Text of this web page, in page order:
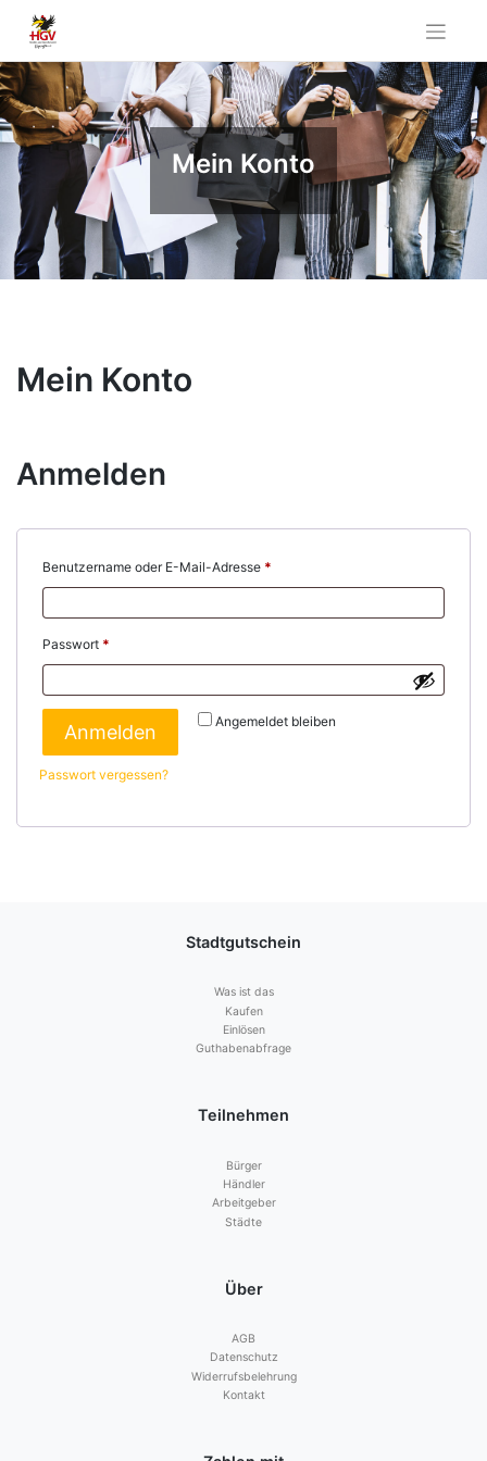
content
Mein Konto
Mein Konto
Anmelden
Benutzername oder E-Mail-Adresse *
Passwort *
Angemeldet bleiben
Anmelden
Passwort vergessen?
Stadtgutschein
Was ist das
Kaufen
Einlösen
Guthabenabfrage
Teilnehmen
Bürger
Händler
Arbeitgeber
Städte
Über
AGB
Datenschutz
Widerrufsbelehrung
Kontakt